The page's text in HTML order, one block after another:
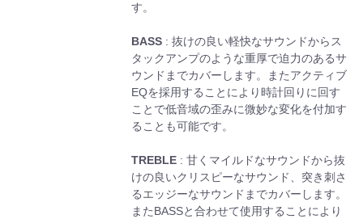
す。
BASS : 抜けの良い軽快なサウンドからス
タックアンプのような重厚で迫力のあるサ
ウンドまでカバーします。またアクティブ
EQを採用することにより時計回りに回す
ことで低音域の歪みに微妙な変化を付加す
ることも可能です。
TREBLE : 甘くマイルドなサウンドから抜
けの良いクリスピーなサウンド、突き刺さ
るエッジーなサウンドまでカバーします。
またBASSと合わせて使用することにより